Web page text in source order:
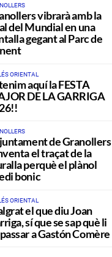
vibrarà amb la
del Mundial en una
gegant al Parc de
ORIENTAL
aquí la FESTA
DE LA GARRIGA
de Granollers
el traçat de la
perquè el plànol
bonic
ORIENTAL
el que diu Joan
sí que se sap què li
a Gastón Comère